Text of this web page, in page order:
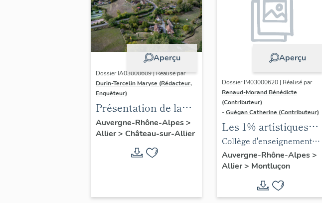
Aperçu
Dossier IA03000609 | Réalisé par
Durin-Tercelin Maryse (Rédacteur,
Enquêteur)
Présentation de la
commune de
Château-sur-Allier
Auvergne-Rhône-Alpes>
Allier> Château-sur-Allier
Aperçu
Dossier IM03000620 | Réalisé par
Renaud-Morand Bénédicte
(Contributeur)
-Guégan Catherine (Contributeur)
Les 1% artistiques
du lycée Maurice-
Guyot
Collège d'enseignement
technique, puis lycée
d'enseignement
professionnel de Nerdre,
puis lycée professionnel
Auvergne-Rhône-Alpes>
Allier> Montluçon